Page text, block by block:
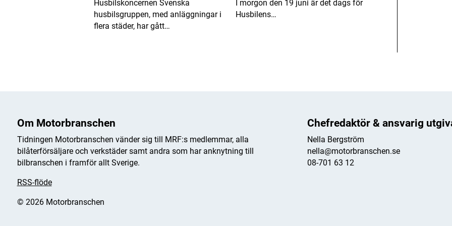
Husbilskoncernen Svenska
husbilsgruppen, med anläggningar i
flera städer, har gått…
I morgon den 19 juni är det dags för
Husbilens…
Om Motorbranschen
Tidningen Motorbranschen vänder sig till MRF:s medlemmar, alla
bilåterförsäljare och verkstäder samt andra som har anknytning till
bilbranschen i framför allt Sverige.
RSS-flöde
© 2026 Motorbranschen
Chefredaktör & ansvarig
Nella Bergström
nella@motorbranschen.se
08-701 63 12